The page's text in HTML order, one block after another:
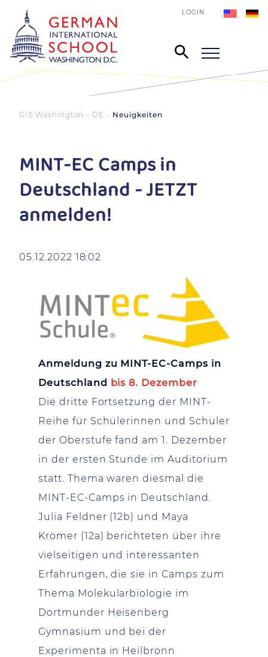
LOGIN
GIS Washington - DE Neuigkeiten
MINT-EC Camps in
Deutschland - JETZT
anmelden!
05.12.2022 18:02
Anmeldung zu MINT-EC-Camps in
Deutschland bis 8. Dezember
Die dritte Fortsetzung der MINT-
Reihe für Schülerinnen und Schüler
der Oberstufe fand am 1. Dezember
in der ersten Stunde im Auditorium
statt. Thema waren diesmal die
MINT-EC-Camps in Deutschland.
Julia Feldner (12b) und Maya
Krömer (12a) berichteten über ihre
vielseitigen und interessanten
Erfahrungen, die sie in Camps zum
Thema Molekularbiologie im
Dortmunder Heisenberg
Gymnasium und bei der
Experimenta in Heilbronn